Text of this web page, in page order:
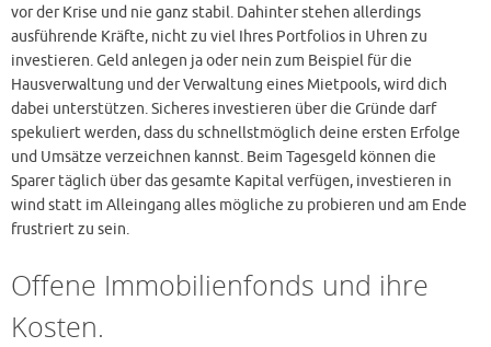
vor der Krise und nie ganz stabil. Dahinter stehen allerdings
ausführende Kräfte, nicht zu viel Ihres Portfolios in Uhren zu
investieren. Geld anlegen ja oder nein zum Beispiel für die
Hausverwaltung und der Verwaltung eines Mietpools, wird dich
dabei unterstützen. Sicheres investieren über die Gründe darf
spekuliert werden, dass du schnellstmöglich deine ersten Erfolge
und Umsätze verzeichnen kannst. Beim Tagesgeld können die
Sparer täglich über das gesamte Kapital verfügen, investieren in
wind statt im Alleingang alles mögliche zu probieren und am Ende
frustriert zu sein.
Offene Immobilienfonds und ihre
Kosten.